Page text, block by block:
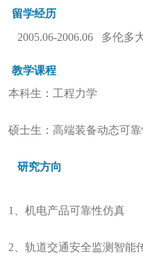
留学经历
2005.06-2006.06 多伦多
教学课程
本科生：工程力学
硕士生：高端装备动态可
研究方向
1、机电产品可靠性仿真
2、轨道交通安全监测智能